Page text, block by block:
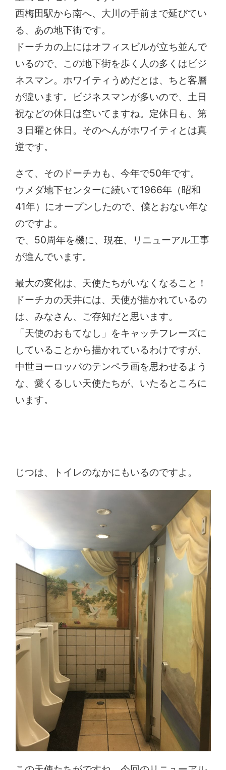
西梅田駅から南へ、大川の手前まで延びてい
る、あの地下街です。
ドーチカの上にはオフィスビルが立ち並んで
いるので、この地下街を歩く人の多くはビジ
ネスマン。ホワイティうめだとは、ちと客層
が違います。ビジネスマンが多いので、土日
祝などの休日は空いてますね。定休日も、第
３日曜と休日。そのへんがホワイティとは真
逆です。
さて、そのドーチカも、今年で50年です。
ウメダ地下センターに続いて1966年（昭和
41年）にオープンしたので、僕とおない年な
のですよ。
で、50周年を機に、現在、リニューアル工事
が進んでいます。
最大の変化は、天使たちがいなくなること！
ドーチカの天井には、天使が描かれているの
は、みなさん、ご存知だと思います。
「天使のおもてなし」をキャッチフレーズに
していることから描かれているわけですが、
中世ヨーロッパのテンペラ画を思わせるよう
な、愛くるしい天使たちが、いたるところに
います。
じつは、トイレのなかにもいるのですよ。